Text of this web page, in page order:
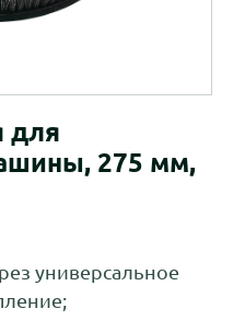
для
275 мм,
универсальное